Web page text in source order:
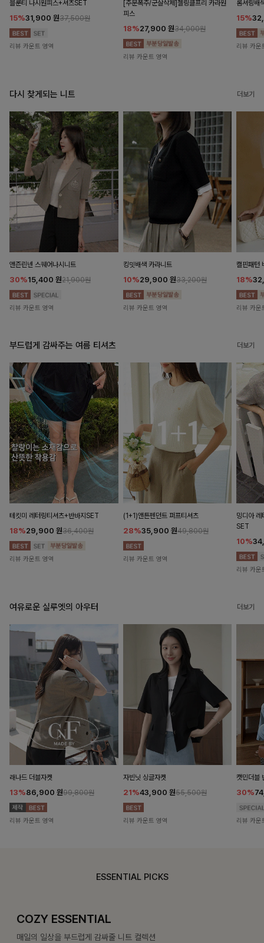
블룬티 나시원피스+셔츠SET
15%31,900 원37,500원
리뷰 카운트 영역
[주문폭주/군살삭제]젤링클프리 카라원
피스
18%27,900 원34,000원
리뷰 카운트 영역
롬셔링배
15%
리뷰 카운
다시 찾게되는 니트 더보기
앤즌린넨 스퀘어나시니트
30%15,400 원21,900원
리뷰 카운트 영역
킹밋배색 카라니트
10%29,900 원33,200원
리뷰 카운트 영역
캘핀패턴
18%
리뷰 카운
부드럽게 감싸주는 여름 티셔츠 더보기
테킷미 레터링티셔츠+반바지SET
18%29,900 원36,400원
리뷰 카운트 영역
(1+1)앤튼펜던트 퍼프티셔츠
28%35,900 원49,800원
리뷰 카운트 영역
밍디아 레
SET
10%
리뷰 카운
여유로운 실루엣의 아우터 더보기
래나드 더블자켓
13%86,900 원99,800원
리뷰 카운트 영역
자빈닛 싱글자켓
21%43,900 원55,500원
리뷰 카운트 영역
캣민더블
30%
리뷰 카운
ESSENTIAL PICKS
COZY ESSENTIAL
매일의 일상을 부드럽게 감싸줄 니트 컬렉션